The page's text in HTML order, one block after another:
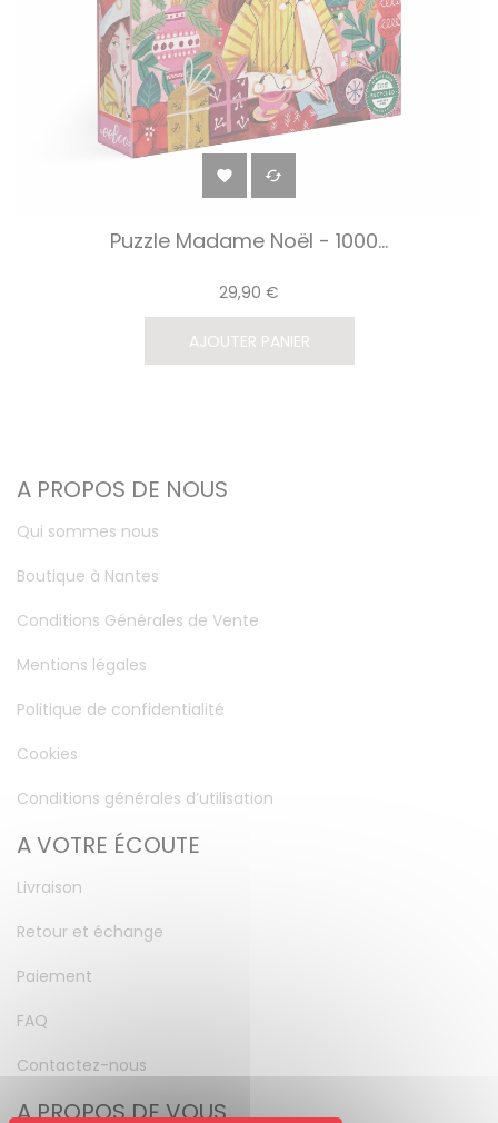
 
Puzzle Madame Noël - 1000...
29,90 €
AJOUTER PANIER
A PROPOS DE NOUS
Qui sommes nous
Boutique à Nantes
Conditions Générales de Vente
Mentions légales
Politique de confidentialité
Cookies
Conditions générales d’utilisation
A VOTRE ÉCOUTE
Livraison
Retour et échange
Paiement
FAQ
Contactez-nous
A PROPOS DE VOUS